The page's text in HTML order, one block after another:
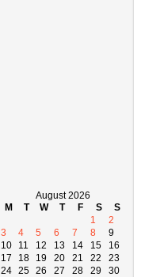
August 2026
M
T W T F S
S
1
2
3
4 5 6 7 8
9
10
11 12 13 14 15
16
17
18 19 20 21 22
23
24 25 26 27 28 29
30